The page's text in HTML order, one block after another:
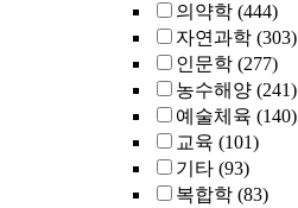
의약학 (444)
자연과학 (303)
인문학 (277)
농수해양 (241)
예술체육 (140)
교육 (101)
기타 (93)
복합학 (83)